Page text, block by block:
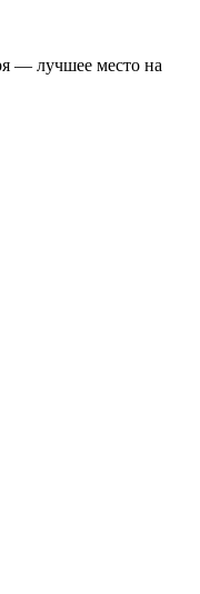
— лучшее место на